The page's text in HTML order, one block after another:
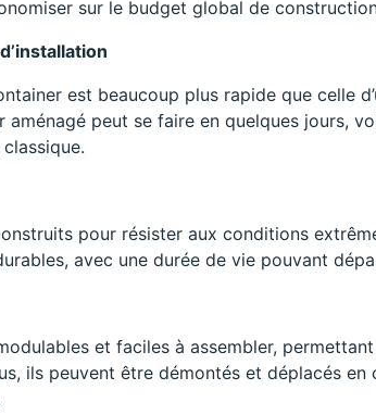
sur le budget global de
est beaucoup plus rapide que celle
aménagé peut se faire en quelques jours,
pour résister aux conditions
avec une durée de vie pouvant
et faciles à assembler,
ils peuvent être démontés et déplacés en